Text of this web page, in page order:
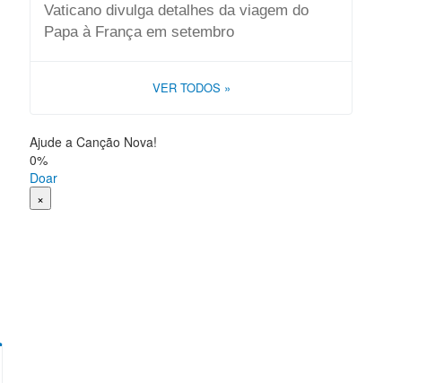
Vaticano divulga detalhes da viagem do
Papa à França em setembro
VER TODOS »
Ajude a Canção Nova!
0%
Doar
×